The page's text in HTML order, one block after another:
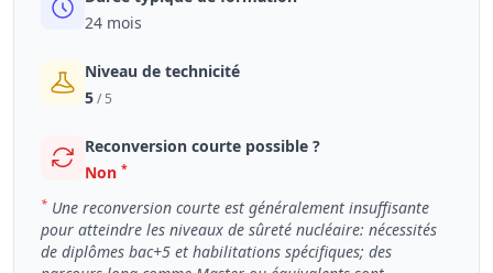
24 mois
Niveau de technicité
5/ 5
Reconversion courte possible ?
Non *
* Une reconversion courte est généralement insuffisante
pour atteindre les niveaux de sûreté nucléaire: nécessités
de diplômes bac+5 et habilitations spécifiques; des